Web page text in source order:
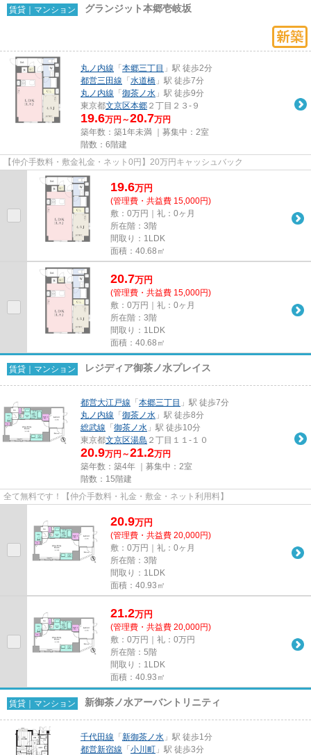
賃貸｜マンション グランジット本郷壱岐坂
丸ノ内線 「 本郷三丁目 」駅 徒歩2分
都営三田線 「 水道橋 」駅 徒歩7分
丸ノ内線 「 御茶ノ水 」駅 徒歩9分
東京都文京区本郷 ２丁目２３-９
19.6万円～20.7万円
築年数：築1年未満 ｜募集中： 2室
階数：6階建
【仲介手数料・敷金礼金・ネット0円】20万円キャッシュバック
19.6万円
(管理費・共益費 15,000円)
敷：0万円｜礼：0ヶ月
所在階：3階
間取り：1LDK
面積：40.68㎡
20.7万円
(管理費・共益費 15,000円)
敷：0万円｜礼：0ヶ月
所在階：3階
間取り：1LDK
面積：40.68㎡
賃貸｜マンション レジディア御茶ノ水プレイス
都営大江戸線 「 本郷三丁目 」駅 徒歩7分
丸ノ内線 「 御茶ノ水 」駅 徒歩8分
総武線 「 御茶ノ水 」駅 徒歩10分
東京都文京区湯島 ２丁目１１-１０
20.9万円～21.2万円
築年数：築4年 ｜募集中： 2室
階数：15階建
全て無料です！【仲介手数料・礼金・敷金・ネット利用料】
20.9万円
(管理費・共益費 20,000円)
敷：0万円｜礼：0ヶ月
所在階：3階
間取り：1LDK
面積：40.93㎡
21.2万円
(管理費・共益費 20,000円)
敷：0万円｜礼：0万円
所在階：5階
間取り：1LDK
面積：40.93㎡
賃貸｜マンション 新御茶ノ水アーバントリニティ
千代田線 「 新御茶ノ水 」駅 徒歩1分
都営新宿線 「 小川町 」駅 徒歩3分